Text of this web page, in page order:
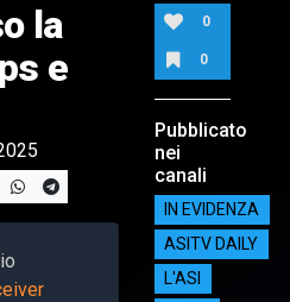
la
e
0
0
Pubblicato
nei
canali
IN EVIDENZA
ASITV DAILY
L'ASI